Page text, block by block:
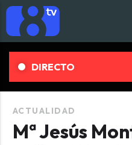
DIRECTO
ACTUALIDAD
Mª Jesús